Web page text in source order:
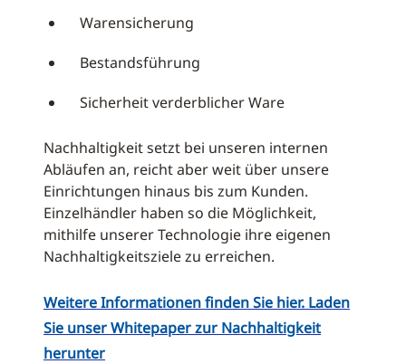
Warensicherung
Bestandsführung
Sicherheit verderblicher Ware
Nachhaltigkeit setzt bei unseren internen
Abläufen an, reicht aber weit über unsere
Einrichtungen hinaus bis zum Kunden.
Einzelhändler haben so die Möglichkeit,
mithilfe unserer Technologie ihre eigenen
Nachhaltigkeitsziele zu erreichen.
Weitere Informationen finden Sie hier. Laden
Sie unser Whitepaper zur Nachhaltigkeit
herunter